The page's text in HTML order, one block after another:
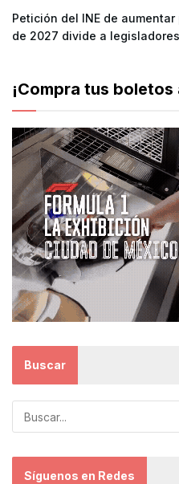
Petición del INE de
de 2027 divide a legisladores
¡Compra tus boletos
Buscar
Síguenos en Redes